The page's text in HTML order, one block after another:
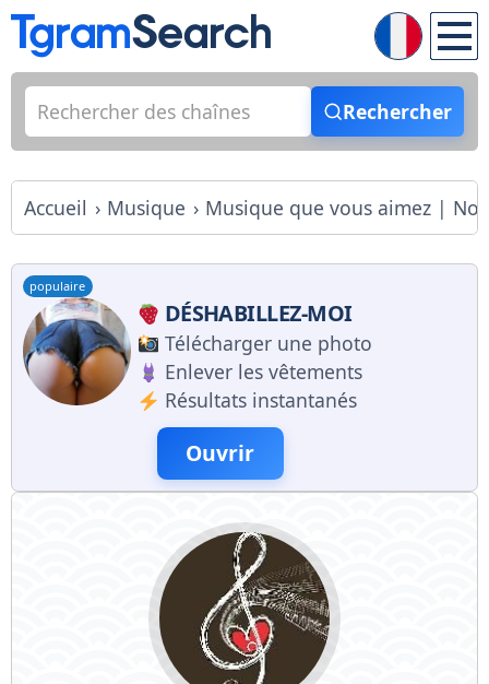
Rechercher
Accueil Musique Musique que vous aimez |
populaire
DÉSHABILLEZ-MOI
Télécharger une photo
Enlever les vêtements
Résultats instantanés
Ouvrir